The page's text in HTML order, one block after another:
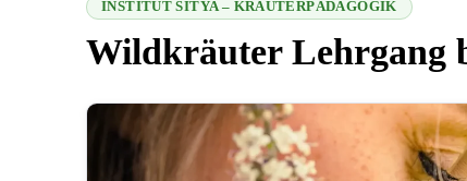
INSTITUT SITYA – KRÄUTERPÄDAGOGIK
Wildkräuter Lehrgang
216.73.216.36 2026-08-09 13:23:43